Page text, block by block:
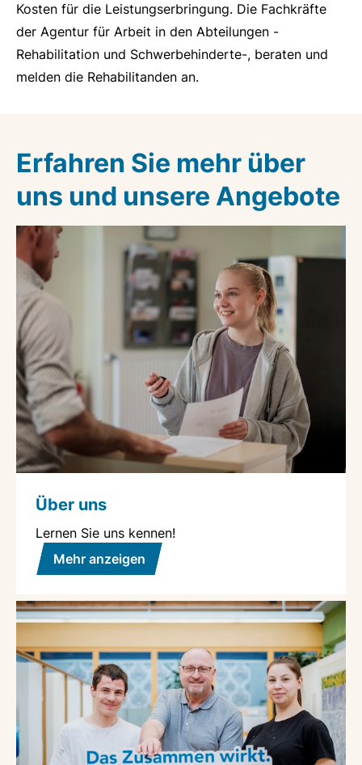
Kosten für die Leistungserbringung. Die Fachkräfte
der Agentur für Arbeit in den Abteilungen -
Rehabilitation und Schwerbehinderte-, beraten und
melden die Rehabilitanden an.
Erfahren Sie mehr über
uns und unsere Angebote
Über uns
Lernen Sie uns kennen!
Mehr anzeigen